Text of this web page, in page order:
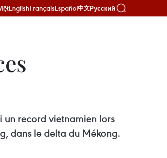
EnglishFrançaisEspañol中文Русский
un record vietnamien lors
dans le delta du Mékong.